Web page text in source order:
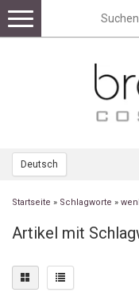
Deutsch
Toggle
navigation
Startseite » Schlagworte »
Artikel mit